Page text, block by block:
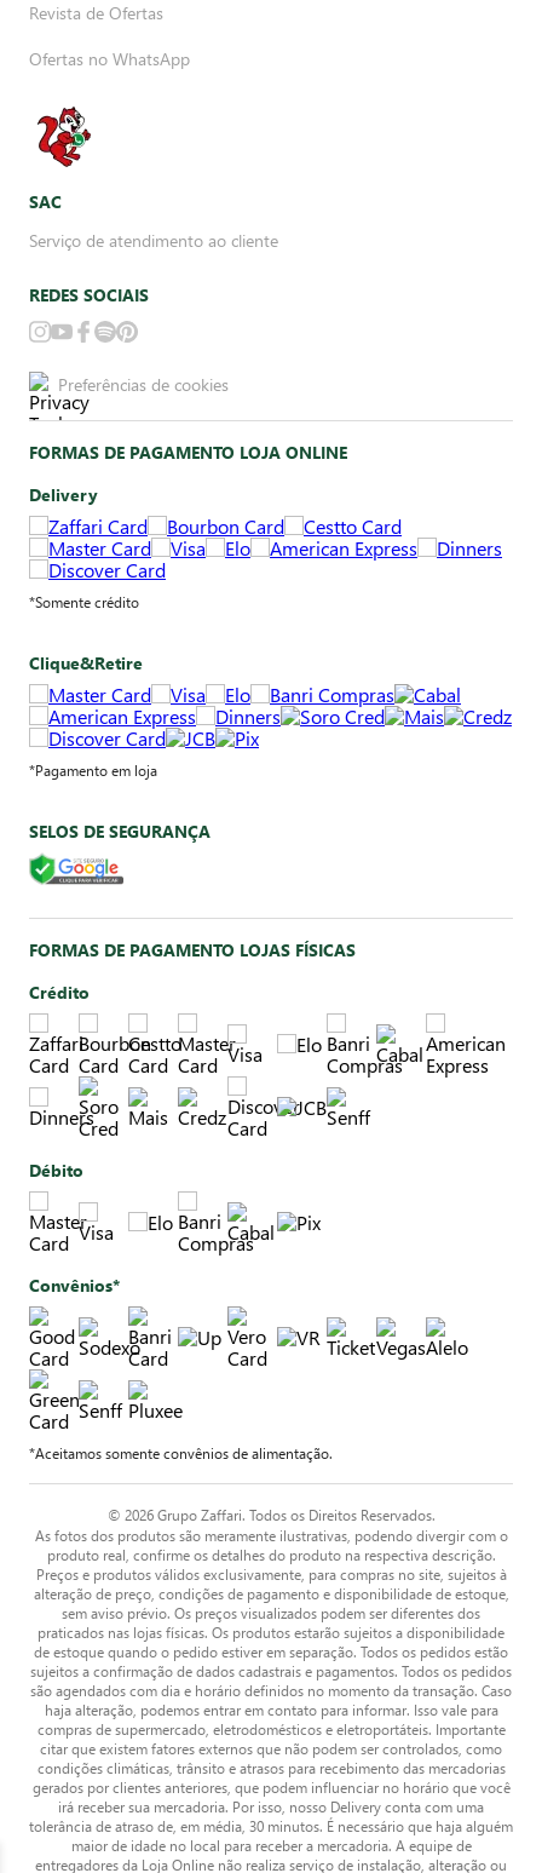
Revista de Ofertas
Ofertas no WhatsApp
SAC
Serviço de atendimento ao cliente
REDES SOCIAIS
Preferências de cookies
FORMAS DE PAGAMENTO LOJA ONLINE
Delivery
*Somente crédito
Clique&Retire
*Pagamento em loja
SELOS DE SEGURANÇA
FORMAS DE PAGAMENTO LOJAS FÍSICAS
Crédito
Débito
Convênios*
*Aceitamos somente convênios de alimentação.
© 2026 Grupo Zaffari. Todos os Direitos Reservados.
As fotos dos produtos são meramente ilustrativas, podendo divergir com o
produto real, confirme os detalhes do produto na respectiva descrição.
Preços e produtos válidos exclusivamente, para compras no site, sujeitos à
alteração de preço, condições de pagamento e disponibilidade de estoque,
sem aviso prévio. Os preços visualizados podem ser diferentes dos
praticados nas lojas físicas. Os produtos estarão sujeitos a disponibilidade
de estoque quando o pedido estiver em separação. Todos os pedidos estão
sujeitos a confirmação de dados cadastrais e pagamentos. Todos os pedidos
são agendados com dia e horário definidos no momento da transação. Caso
haja alteração, podemos entrar em contato para informar. Isso vale para
compras de supermercado, eletrodomésticos e eletroportáteis. Importante
citar que existem fatores externos que não podem ser controlados, como
condições climáticas, trânsito e atrasos para recebimento das mercadorias
gerados por clientes anteriores, que podem influenciar no horário que você
irá receber sua mercadoria. Por isso, nosso Delivery conta com uma
tolerância de atraso de, em média, 30 minutos. É necessário que haja alguém
maior de idade no local para receber a mercadoria. A equipe de
entregadores da Loja Online não realiza serviço de instalação, alteração ou